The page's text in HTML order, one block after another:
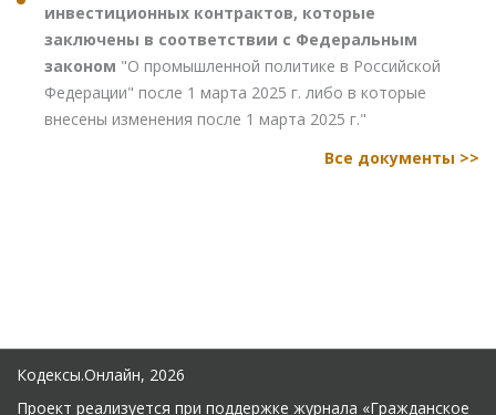
инвестиционных контрактов, которые
заключены в соответствии с Федеральным
законом "О промышленной политике в Российской
Федерации" после 1 марта 2025 г. либо в которые
внесены изменения после 1 марта 2025 г."
Все документы >>
Кодексы.Онлайн, 2026
Проект реализуется при поддержке журнала «Гражданское